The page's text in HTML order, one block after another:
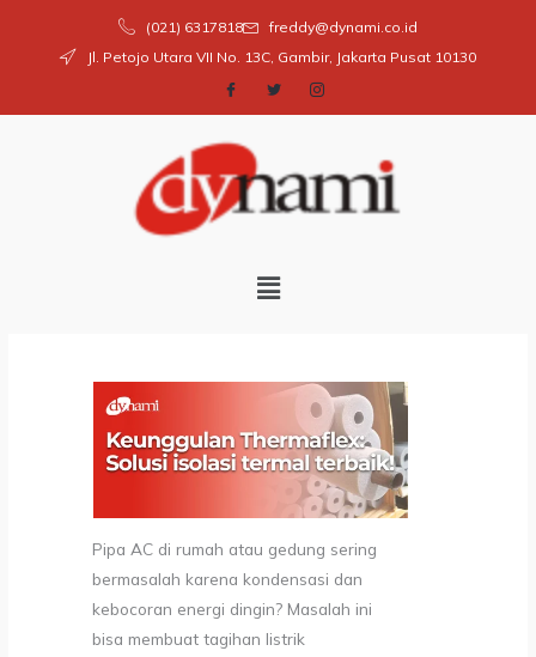
(021) 6317818
freddy@dynami.co.id
Jl. Petojo Utara VII No. 13C, Gambir, Jakarta Pusat 10130
Menu
Pipa AC di rumah atau gedung sering
bermasalah karena kondensasi dan
kebocoran energi dingin? Masalah ini
bisa membuat tagihan listrik